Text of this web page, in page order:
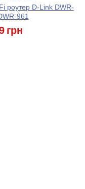
роутер D-Link DWR-
961
грн